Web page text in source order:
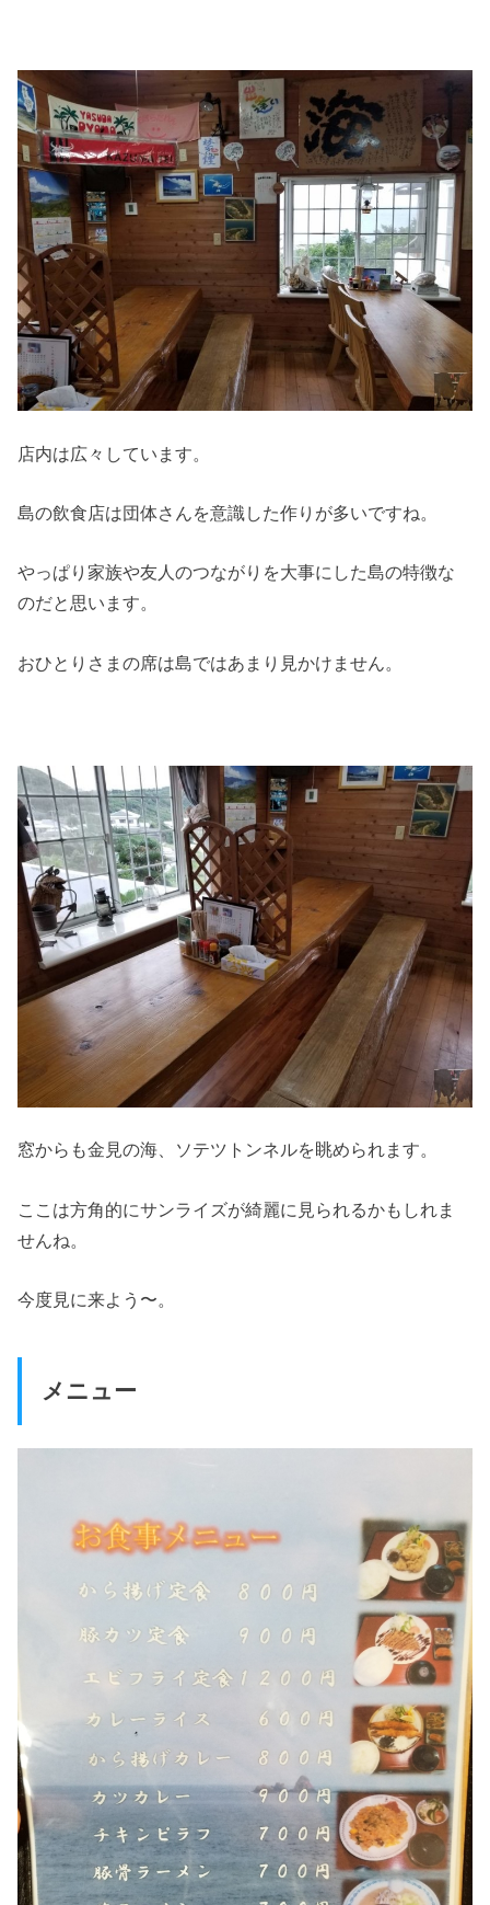
店内は広々しています。
島の飲食店は団体さんを意識した作りが多いですね。
やっぱり家族や友人のつながりを大事にした島の特徴な
のだと思います。
おひとりさまの席は島ではあまり見かけません。
窓からも金見の海、ソテツトンネルを眺められます。
ここは方角的にサンライズが綺麗に見られるかもしれま
せんね。
今度見に来よう〜。
メニュー